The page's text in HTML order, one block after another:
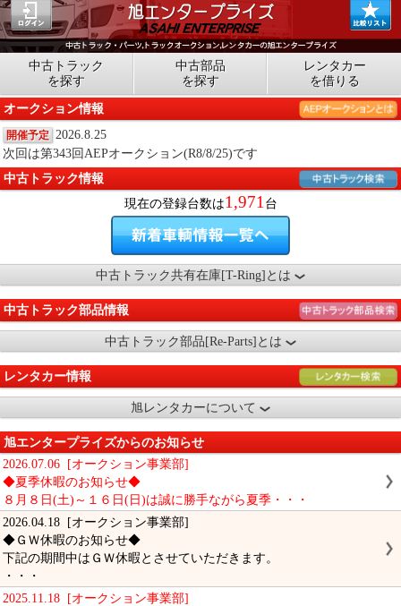
中古トラック
を探す
中古部品
を探す
レンタカー
を借りる
オークション情報
開催予定
2026.8.25
次回は第343回AEPオークション(R8/8/25)です
中古トラック情報
現在の登録台数は1,971 台
中古トラック共有在庫[T-Ring]とは
中古トラック部品情報
中古トラック部品[Re-Parts]とは
レンタカー情報
旭レンタカーについて
旭エンタープライズからのお知らせ
2026.07.06 [オークション事業部]
◆夏季休暇のお知らせ◆
８月８日(土)～１６日(日)は誠に勝手ながら夏季・・・
2026.04.18 [オークション事業部]
◆ＧＷ休暇のお知らせ◆
下記の期間中はＧＷ休暇とさせていただきます。
・・・
2025.11.18 [オークション事業部]